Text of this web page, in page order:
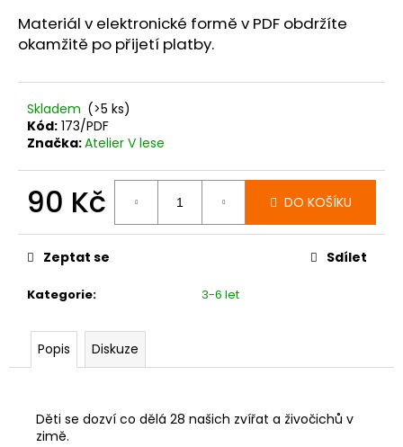
Materiál v elektronické formě v PDF obdržíte
okamžitě po přijetí platby.
Skladem (>5 ks)
Kód: 173/PDF
Značka:Atelier V lese
90 Kč DO KOŠÍKU
Kategorie: 3-6 let
Zeptat se Sdílet
Popis Diskuze
Děti se dozví co dělá 28 našich zvířat a živočichů v
zimě.